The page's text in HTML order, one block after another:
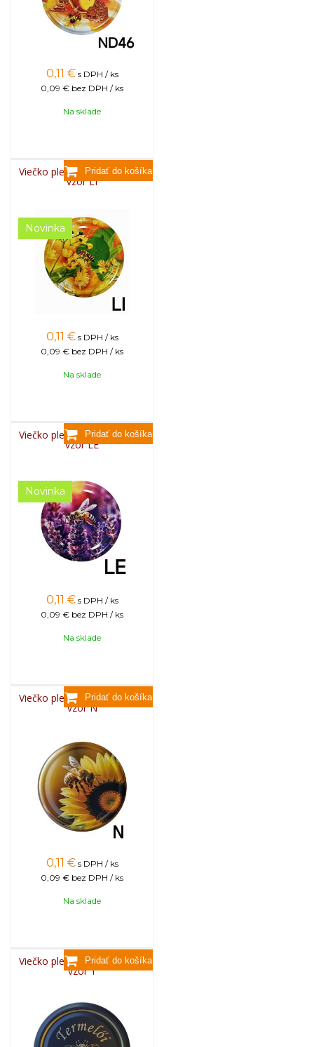
0,11 € s DPH / ks
0,09 € bez DPH / ks
Na sklade
Viečko plechové TWIST 82 -
vzor LI
Novinka
0,11 € s DPH / ks
0,09 € bez DPH / ks
Na sklade
Viečko plechové TWIST 82 -
vzor LE
Novinka
0,11 € s DPH / ks
0,09 € bez DPH / ks
Na sklade
Viečko plechové TWIST 82 -
vzor N
0,11 € s DPH / ks
0,09 € bez DPH / ks
Na sklade
Viečko plechové TWIST 82 -
vzor T